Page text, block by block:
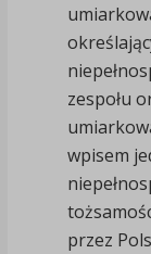
zespołu
wpisem
przez